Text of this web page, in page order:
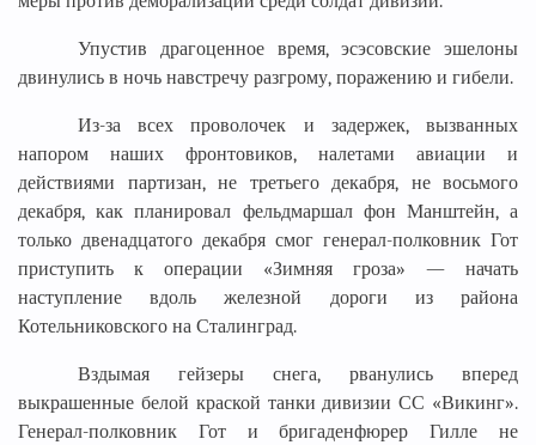
Упустив драгоценное время, эсэсовские эшелоны
двинулись в ночь навстречу разгрому, поражению и гибели.
Из-за всех проволочек и задержек, вызванных
напором наших фронтовиков, налетами авиации и
действиями партизан, не третьего декабря, не восьмого
декабря, как планировал фельдмаршал фон Манштейн, а
только двенадцатого декабря смог генерал-полковник Гот
приступить к операции «Зимняя гроза» — начать
наступление вдоль железной дороги из района
Котельниковского на Сталинград.
Вздымая гейзеры снега, рванулись вперед
выкрашенные белой краской танки дивизии СС «Викинг».
Генерал-полковник Гот и бригаденфюрер Гилле не